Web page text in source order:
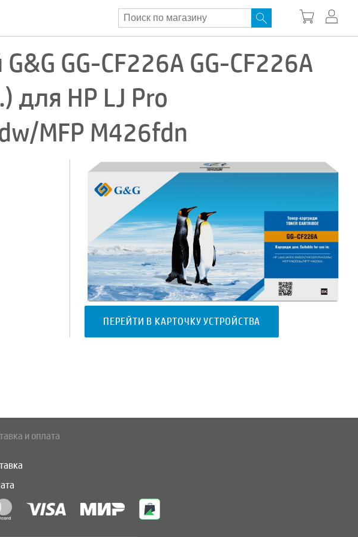
GG-CF226A GG-CF226A
для HP LJ Pro
MFP M426fdn
ПЕРЕЙТИ В КАРТОЧКУ УСТРОЙСТВА
и оплата